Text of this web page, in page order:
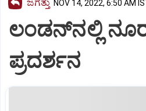
NOV 14, 2022, 6:50 AM
ಲಂಡನ್‌ನಲ್ಲಿ
ಪ್ರದರ್ಶನ